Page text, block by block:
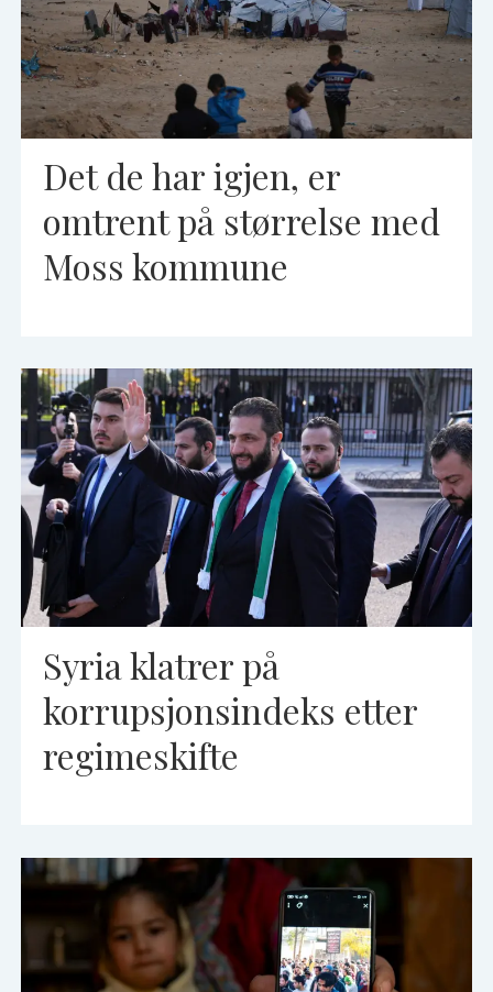
Det de har igjen, er
omtrent på størrelse med
Moss kommune
Syria klatrer på
korrupsjonsindeks etter
regimeskifte